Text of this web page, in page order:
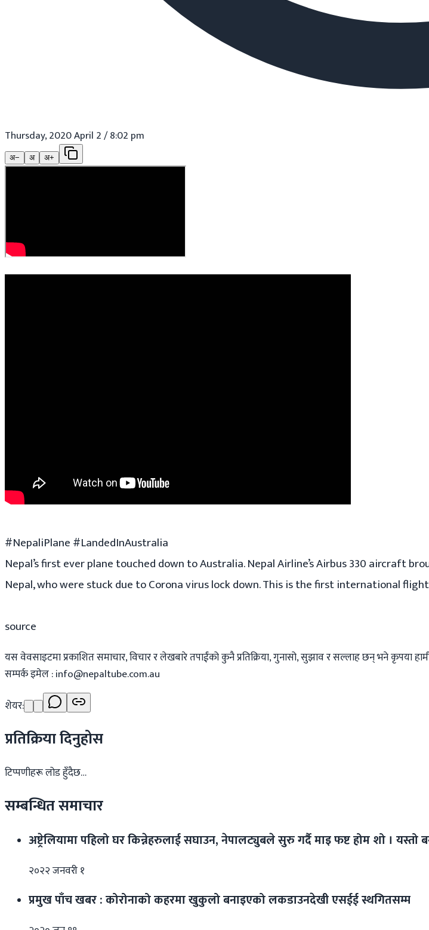
Thursday, 2020 April 2 / 8:02 pm
अ− अ अ+
#NepaliPlane #LandedInAustralia
Nepal’s first ever plane touched down to Australia. Nepal Airline’s Airbus 330 aircraft
Nepal, who were stuck due to Corona virus lock down. This is the first international
source
यस वेवसाइटमा प्रकाशित समाचार, विचार र लेखबारे तपाईंको कुनै प्रतिक्रिया, गुनासो, सुझाव र सल्लाह छन् भने कृपया
सम्पर्क इमेल :info@nepaltube.com.au
शेयर:
प्रतिक्रिया दिनुहोस
टिप्पणीहरू लोड हुँदैछ…
सम्बन्धित समाचार
अष्ट्रेलियामा पहिलो घर किन्नेहरुलाई सघाउन, नेपालट्युबले सुरु गर्दै माइ फष्ट होम शो । यस्तो
२०२२ जनवरी १
प्रमुख पाँच खबर : कोरोनाको कहरमा खुकुलो बनाइएको लकडाउनदेखी एसईई स्थगितसम्म